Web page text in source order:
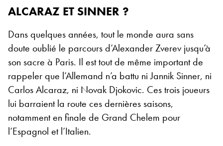
ALCARAZ ET SINNER ?
Dans quelques années, tout le monde aura sans
doute oublié le parcours d’Alexander Zverev jusqu’à
son sacre à Paris. Il est tout de même important de
rappeler que l’Allemand n’a battu ni Jannik Sinner, ni
Carlos Alcaraz, ni Novak Djokovic. Ces trois joueurs
lui barraient la route ces dernières saisons,
notamment en finale de Grand Chelem pour
l’Espagnol et l’Italien.